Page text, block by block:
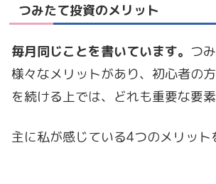
つみたて投資のメリット
毎月同じことを書いています。 つ
様々なメリットがあり、初心者の
を続ける上では、どれも重要な要素
主に私が感じている4つのメリット